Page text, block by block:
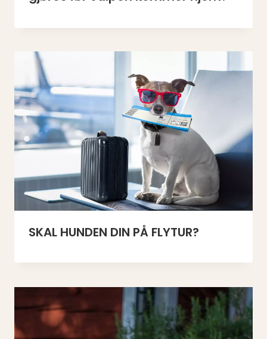
SKAL HUNDEN DIN PÅ FLYTUR?